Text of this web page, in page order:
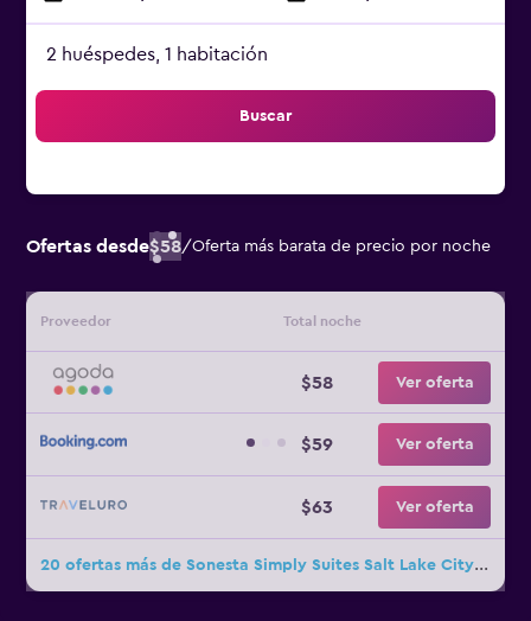
2 huéspedes, 1 habitación
Buscar
Ofertas desde$58/Oferta más barata de precio por noche
Proveedor Total noche
$58 Ver oferta
$59 Ver oferta
$63 Ver oferta
20 ofertas más de Sonesta Simply Suites Salt Lake City Airport